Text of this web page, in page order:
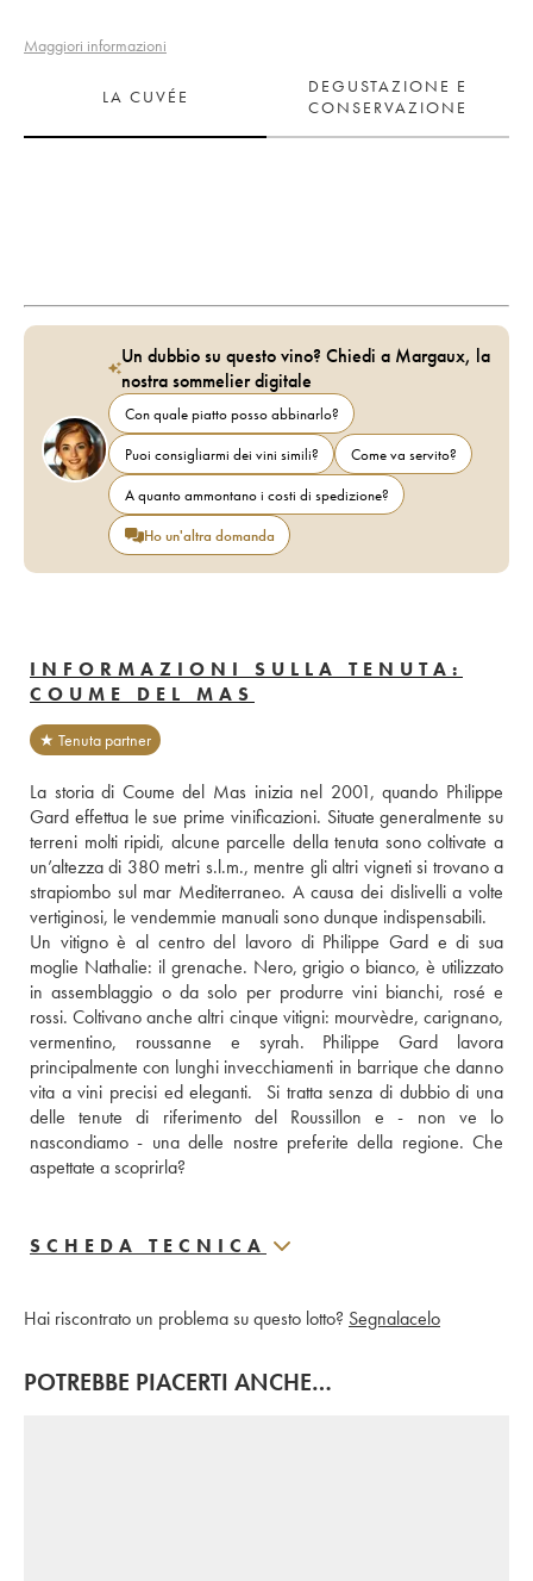
Maggiori informazioni
LA CUVÉE
DEGUSTAZIONE E
CONSERVAZIONE
Un dubbio su questo vino? Chiedi a Margaux, la
nostra sommelier digitale
Con quale piatto posso abbinarlo?
Puoi consigliarmi dei vini simili?
Come va servito?
A quanto ammontano i costi di spedizione?
Ho un'altra domanda
INFORMAZIONI SULLA TENUTA:
COUME DEL MAS
★ Tenuta partner
La storia di Coume del Mas inizia nel 2001, quando Philippe
Gard effettua le sue prime vinificazioni. Situate generalmente su
terreni molti ripidi, alcune parcelle della tenuta sono coltivate a
un’altezza di 380 metri s.l.m., mentre gli altri vigneti si trovano a
strapiombo sul mar Mediterraneo. A causa dei dislivelli a volte
vertiginosi, le vendemmie manuali sono dunque indispensabili.
Un vitigno è al centro del lavoro di Philippe Gard e di sua
moglie Nathalie: il grenache. Nero, grigio o bianco, è utilizzato
in assemblaggio o da solo per produrre vini bianchi, rosé e
rossi. Coltivano anche altri cinque vitigni: mourvèdre, carignano,
vermentino, roussanne e syrah. Philippe Gard lavora
principalmente con lunghi invecchiamenti in barrique che danno
vita a vini precisi ed eleganti.  Si tratta senza di dubbio di una
delle tenute di riferimento del Roussillon e - non ve lo
nascondiamo - una delle nostre preferite della regione. Che
aspettate a scoprirla?
SCHEDA TECNICA
Hai riscontrato un problema su questo lotto? Segnalacelo
POTREBBE PIACERTI ANCHE…